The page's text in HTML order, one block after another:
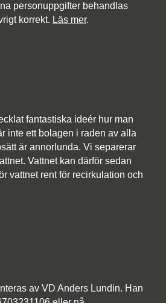
personuppgifter behandlas
korrekt. Läs mer.
fantastiska ideér hur man
inte ett bolagen i raden av alla
är annorlunda. Vi separerar
Vattnet kan därför sedan
vattnet rent för recirkulation och
av VD Anders Lundin. Han